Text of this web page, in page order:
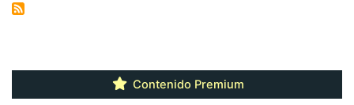
Contenido Premium